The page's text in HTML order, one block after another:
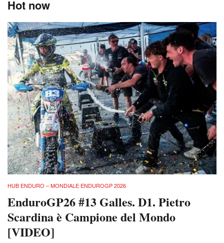
Hot now
HUB ENDURO – MONDIALE ENDUROGP 2026
EnduroGP26 #13 Galles. D1. Pietro
Scardina è Campione del Mondo
[VIDEO]